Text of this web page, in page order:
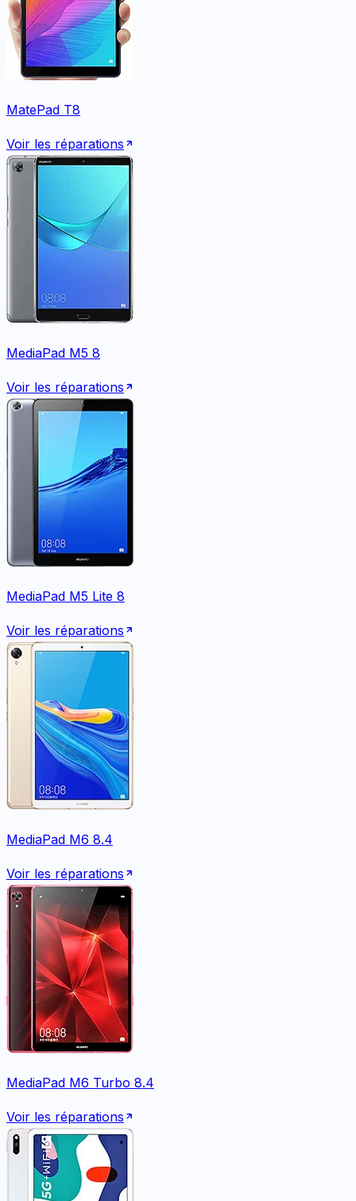
MatePad T8
Voir les réparations
MediaPad M5 8
Voir les réparations
MediaPad M5 Lite 8
Voir les réparations
MediaPad M6 8.4
Voir les réparations
MediaPad M6 Turbo 8.4
Voir les réparations